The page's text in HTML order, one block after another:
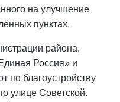
на улучшение
пунктах.
района,
Россия» и
по благоустройству
улице Советской.